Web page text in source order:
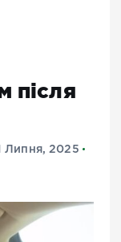
після
Липня, 2025